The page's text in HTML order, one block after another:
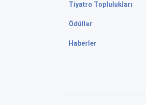
Tiyatro Toplulukları
Ödüller
Haberler